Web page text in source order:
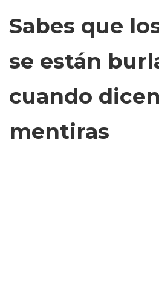
Sabes que
se están
cuando
mentiras